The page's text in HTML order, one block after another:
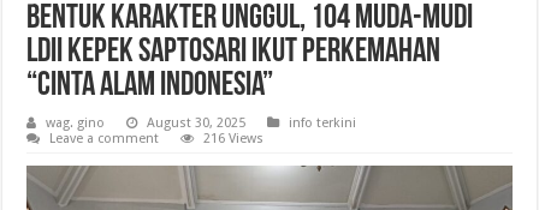
Bentuk Karakter Unggul, 104 Muda-Mudi
LDII Kepek Saptosari Ikut Perkemahan
“Cinta Alam Indonesia”
wag. gino August 30, 2025
info terkini
Leave a comment
216 Views